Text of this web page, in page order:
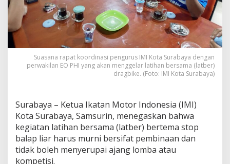
a
B
e
r
s
a
m
t
o
p
B
a
l
a
Suasana rapat koordinasi pengurus IMI Kota Surabaya dengan
perwakilan EO PHI yang akan menggelar latihan bersama (latber)
dragbike. (Foto: IMI Kota Surabaya)
Surabaya – Ketua Ikatan Motor Indonesia (IMI)
Kota Surabaya, Samsurin, menegaskan bahwa
kegiatan latihan bersama (latber) bertema stop
balap liar harus murni bersifat pembinaan dan
tidak boleh menyerupai ajang lomba atau
kompetisi.